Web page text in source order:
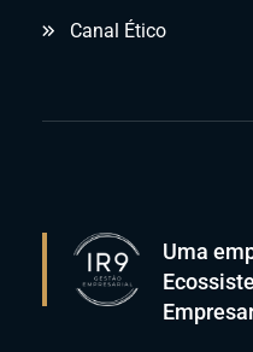
Canal Ético
Uma